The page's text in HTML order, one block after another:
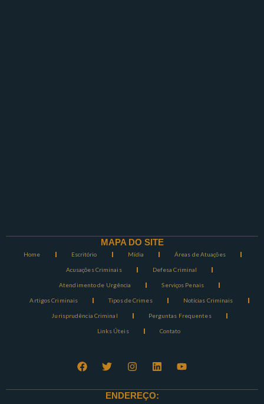
MAPA DO SITE
Home Escritório Mídia Áreas de Atuações
Acusações Criminais Defesa Criminal
Atendimento de Urgência Serviços Penais
Artigos Criminais Tipos de Crimes Notícias Criminais
Jurisprudência Criminal Perguntas Frequentes
Links Úteis Contato
ENDEREÇO: